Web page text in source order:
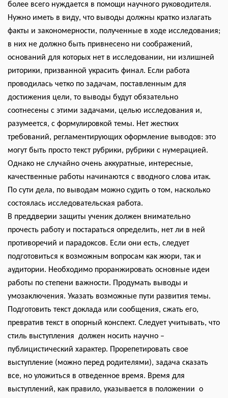
более всего нуждается в помощи научного руководителя.
Нужно иметь в виду, что выводы должны кратко излагать
факты и закономерности, полученные в ходе исследования;
в них не должно быть привнесено ни соображений,
оснований для которых нет в исследовании, ни излишней
риторики, призванной украсить финал. Если работа
проводилась четко по задачам, поставленным для
достижения цели, то выводы будут обязательно
соотнесены с этими задачами, целью исследования и,
разумеется, с формулировкой темы. Нет жестких
требований, регламентирующих оформление выводов: это
могут быть просто текст рубрики, рубрики с нумерацией.
Однако не случайно очень аккуратные, интересные,
качественные работы начинаются с вводного слова итак.
По сути дела, по выводам можно судить о том, насколько
состоялась исследовательская работа.
В преддверии защиты ученик должен внимательно
прочесть работу и постараться определить, нет ли в ней
противоречий и парадоксов. Если они есть, следует
подготовиться к возможным вопросам как жюри, так и
аудитории. Необходимо проранжировать основные идеи
работы по степени важности. Продумать выводы и
умозаключения. Указать возможные пути развития темы.
Подготовить текст доклада или сообщения, сжать его,
превратив текст в опорный конспект. Следует учитывать, что
стиль выступления должен носить научно –
публицистический характер. Прорепетировать свое
выступление (можно перед родителями), задача сказать
все, но уложиться в отведенное время. Время для
выступлений, как правило, указывается в положении о